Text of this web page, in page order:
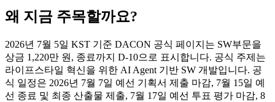
왜 지금 주목할까요?
2026년 7월 5일 KST 기준 DACON 공식 페이지는 SW부문을
상금 1,220만 원, 종료까지 D-10으로 표시합니다. 공식 주제는
라이프스타일 혁신을 위한 AI Agent 기반 SW 개발입니다. 공
식 일정은 2026년 7월 7일 예선 기획서 제출 마감, 7월 15일 예
선 종료 및 최종 산출물 제출, 7월 17일 예선 투표 평가 마감, 8